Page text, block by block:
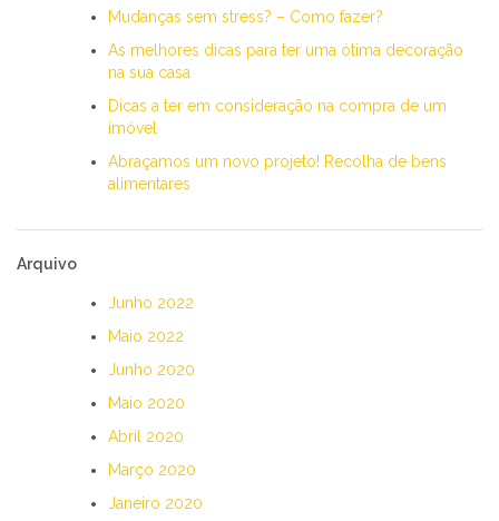
Mudanças sem stress? – Como fazer?
As melhores dicas para ter uma ótima decoração
na sua casa
Dicas a ter em consideração na compra de um
imóvel
Abraçamos um novo projeto! Recolha de bens
alimentares
Arquivo
Junho 2022
Maio 2022
Junho 2020
Maio 2020
Abril 2020
Março 2020
Janeiro 2020